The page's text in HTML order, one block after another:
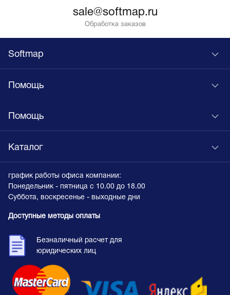
sale@softmap.ru
Обработка заказов
Softmap
Помощь
Помощь
Каталог
график работы офиса компании:
Понедельник - пятница с 10.00 до 18.00
Суббота, воскресенье - выходные дни
Доступные методы оплаты
Безналичный расчет для
юридических лиц